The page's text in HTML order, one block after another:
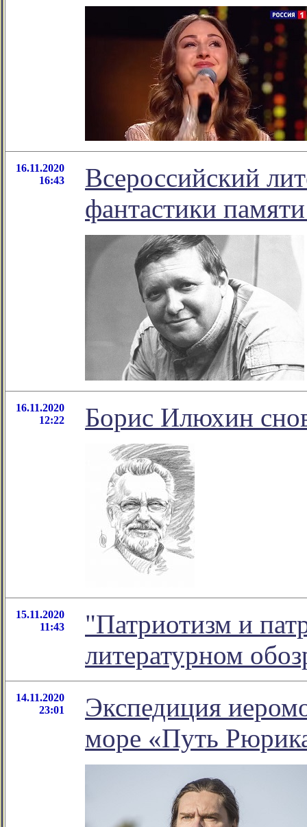
16.11.2020
16:43
Всероссийский
фантастики
16.11.2020
12:22
Борис Илюхин
15.11.2020
11:43
"Патриотизм и
литературном
14.11.2020
23:01
Экспедиция
море «Путь